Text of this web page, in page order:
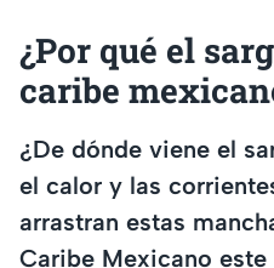
¿Por qué el
caribe
¿De dónde viene el
el calor y las
arrastran estas
Caribe Mexicano este